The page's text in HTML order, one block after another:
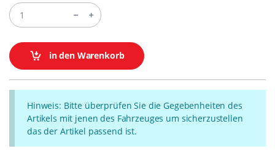
in den Warenkorb
Hinweis: Bitte überprüfen Sie die Gegebenheiten des
Artikels mit jenen des Fahrzeuges um sicherzustellen
das der Artikel passend ist.